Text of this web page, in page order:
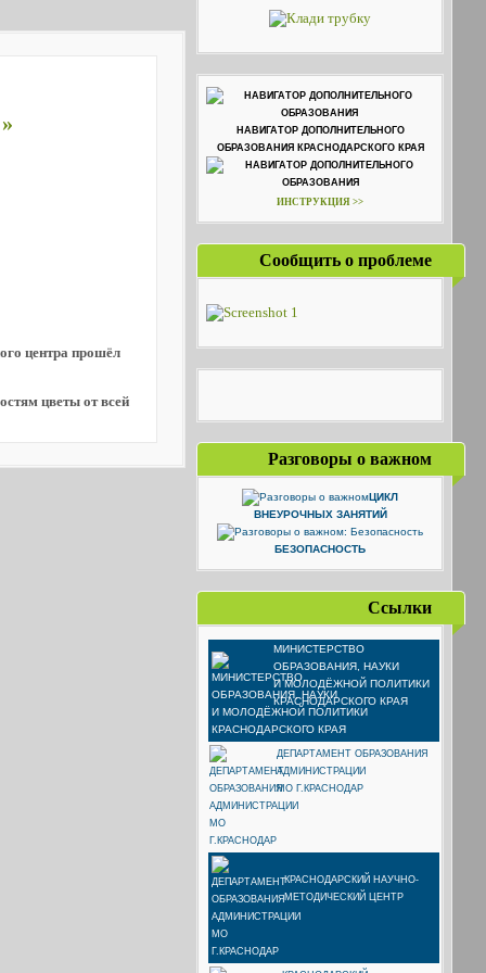
центра прошёл
цветы от всей
НАВИГАТОР ДОПОЛНИТЕЛЬНОГО
ОБРАЗОВАНИЯ КРАСНОДАРСКОГО КРАЯ
ИНСТРУКЦИЯ >>
Сообщить о проблеме
Разговоры о важном
ЦИКЛ
ВНЕУРОЧНЫХ ЗАНЯТИЙ
БЕЗОПАСНОСТЬ
Ссылки
МИНИСТЕРСТВО
ОБРАЗОВАНИЯ, НАУКИ
И МОЛОДЁЖНОЙ ПОЛИТИКИ
КРАСНОДАРСКОГО КРАЯ
ДЕПАРТАМЕНТ ОБРАЗОВАНИЯ
АДМИНИСТРАЦИИ
МО Г.КРАСНОДАР
КРАСНОДАРСКИЙ НАУЧНО-
МЕТОДИЧЕСКИЙ ЦЕНТР